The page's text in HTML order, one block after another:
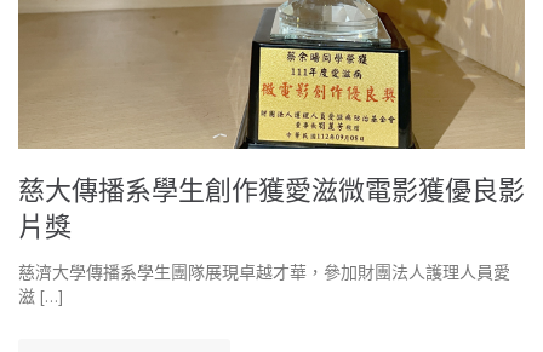
慈大傳播系學生創作獲愛滋微電影獲優良影
片獎
慈濟大學傳播系學生團隊展現卓越才華，參加財團法人護理人員愛
滋 […]